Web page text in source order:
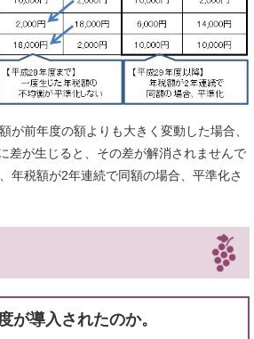
が前年度の額よりも大きく変動した場合、
差が生じると、その差が解消されませんで
年税額が2年連続で同額の場合、平準化さ
が導入されたのか。